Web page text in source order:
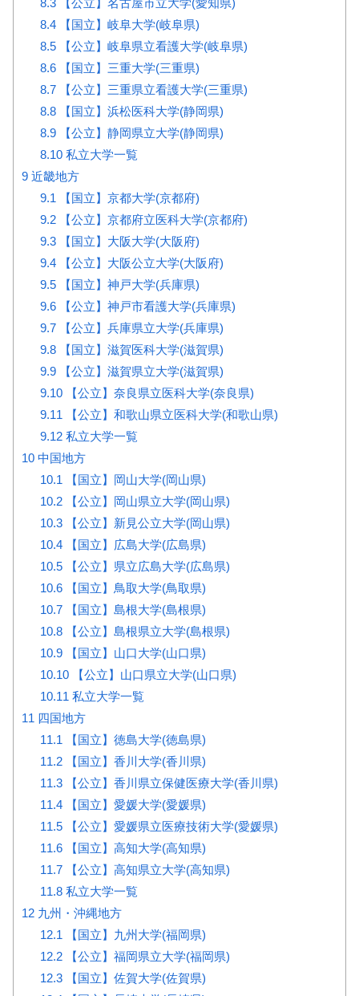
8.4【国立】岐阜大学(岐阜県)
8.5【公立】岐阜県立看護大学(岐阜県)
8.6【国立】三重大学(三重県)
8.7【公立】三重県立看護大学(三重県)
8.8【国立】浜松医科大学(静岡県)
8.9【公立】静岡県立大学(静岡県)
8.10私立大学一覧
9 近畿地方
9.1 【国立】京都大学(京都府)
9.2【公立】京都府立医科大学(京都府)
9.3【国立】大阪大学(大阪府)
9.4【公立】大阪公立大学(大阪府)
9.5【国立】神戸大学(兵庫県)
9.6【公立】神戸市看護大学(兵庫県)
9.7【公立】兵庫県立大学(兵庫県)
9.8【国立】滋賀医科大学(滋賀県)
9.9【公立】滋賀県立大学(滋賀県)
9.10【公立】奈良県立医科大学(奈良県)
9.11 【公立】和歌山県立医科大学(和歌山県)
9.12私立大学一覧
10 中国地方
10.1 【国立】岡山大学(岡山県)
10.2【公立】岡山県立大学(岡山県)
10.3【公立】新見公立大学(岡山県)
10.4【国立】広島大学(広島県)
10.5【公立】県立広島大学(広島県)
10.6【国立】鳥取大学(鳥取県)
10.7【国立】島根大学(島根県)
10.8【公立】島根県立大学(島根県)
10.9【国立】山口大学(山口県)
10.10【公立】山口県立大学(山口県)
10.11 私立大学一覧
11 四国地方
11.1 【国立】徳島大学(徳島県)
11.2【国立】香川大学(香川県)
11.3【公立】香川県立保健医療大学(香川県)
11.4【国立】愛媛大学(愛媛県)
11.5【公立】愛媛県立医療技術大学(愛媛県)
11.6【国立】高知大学(高知県)
11.7【公立】高知県立大学(高知県)
11.8私立大学一覧
12 九州・沖縄地方
12.1 【国立】九州大学(福岡県)
12.2【公立】福岡県立大学(福岡県)
12.3【国立】佐賀大学(佐賀県)